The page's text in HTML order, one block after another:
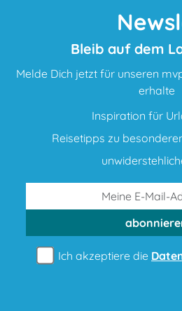
Bleib auf dem
Melde Dich jetzt für unseren
erhalte
Inspiration für
Reisetipps zu
Ich akzeptiere die